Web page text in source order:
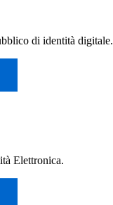
di identità digitale.
Elettronica.